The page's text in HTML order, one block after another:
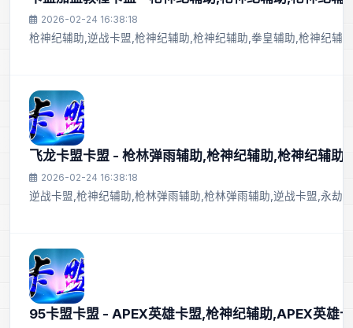
2026-02-24 16:38:18
枪神纪辅助,逆战卡盟,枪神纪辅助,枪神纪辅助,拳皇辅助,枪神纪辅
飞龙卡盟卡盟 - 枪林弹雨辅助,枪神纪辅助,枪神纪辅助,
2026-02-24 16:38:18
逆战卡盟,枪神纪辅助,枪林弹雨辅助,枪林弹雨辅助,逆战卡盟,永劫
95卡盟卡盟 - APEX英雄卡盟,枪神纪辅助,APEX英雄